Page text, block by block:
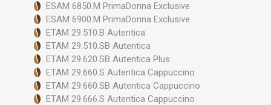
ESAM 6850.M PrimaDonna Exclusive
ESAM 6900.M PrimaDonna Exclusive
ETAM 29.510.B Autentica
ETAM 29.510.SB Autentica
ETAM 29.620.SB Autentica Plus
ETAM 29.660.S Autentica Cappuccino
ETAM 29.660.SB Autentica Cappuccino
ETAM 29.666.S Autentica Cappuccino